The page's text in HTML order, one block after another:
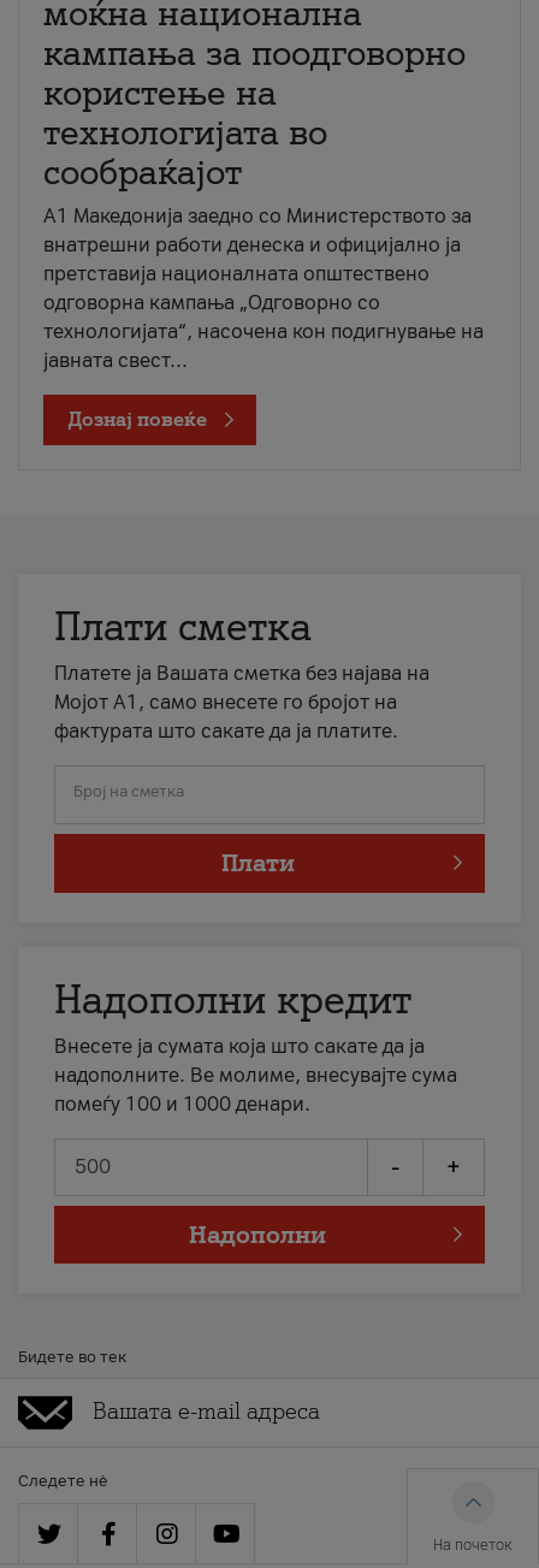
моќна национална
кампања за поодговорно
користење на
технологијата во
сообраќајот
A1 Македонија заедно со Министерството за
внатрешни работи денеска и официјално ја
претставија националната општествено
одговорна кампања „Одговорно со
технологијата“, насочена кон подигнување на
јавната свест...
Дознај повеќе
Плати сметка
Платете ја Вашата сметка без најава на
Мојот А1, само внесете го бројот на
фактурата што сакате да ја платите.
Број на сметка
Плати
Надополни кредит
Внесете ја сумата која што сакате да ја
надополните. Ве молиме, внесувајте сума
помеѓу 100 и 1000 денари.
- +
Надополни
Бидете во тек
Следете нè
На почеток